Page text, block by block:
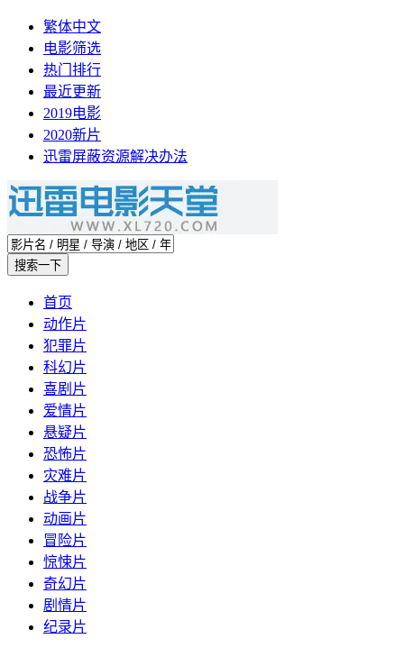
繁体中文
电影筛选
热门排行
最近更新
2019电影
2020新片
迅雷屏蔽资源解决办法
首页
动作片
犯罪片
科幻片
喜剧片
爱情片
悬疑片
恐怖片
灾难片
战争片
动画片
冒险片
惊悚片
奇幻片
剧情片
纪录片